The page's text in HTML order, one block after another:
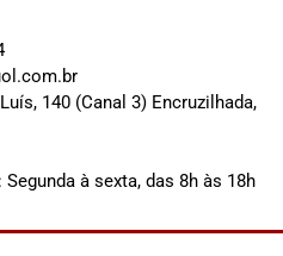
140 (Canal 3) Encruzilhada,
à sexta, das 8h às 18h